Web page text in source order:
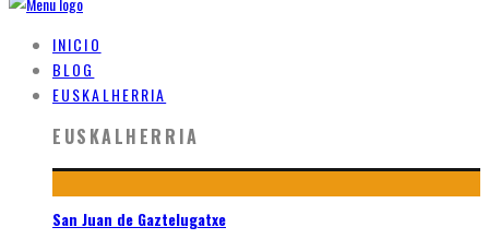
INICIO
BLOG
EUSKALHERRIA
EUSKALHERRIA
San Juan de Gaztelugatxe